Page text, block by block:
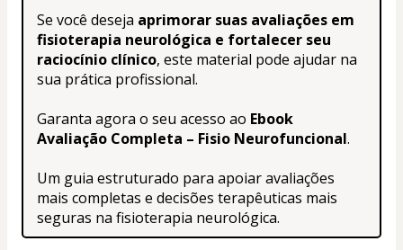
Se você deseja aprimorar suas avaliações em
fisioterapia neurológica e fortalecer seu
raciocínio clínico, este material pode ajudar na
sua prática profissional.
Garanta agora o seu acesso ao Ebook
Avaliação Completa – Fisio Neurofuncional.
Um guia estruturado para apoiar avaliações
mais completas e decisões terapêuticas mais
seguras na fisioterapia neurológica.